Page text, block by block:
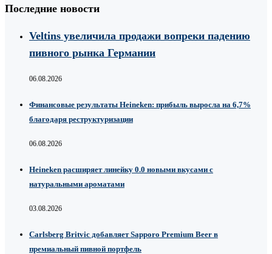
Последние новости
Veltins увеличила продажи вопреки падению
пивного рынка Германии
06.08.2026
Финансовые результаты Heineken: прибыль выросла на 6,7%
благодаря реструктуризации
06.08.2026
Heineken расширяет линейку 0.0 новыми вкусами с
натуральными ароматами
03.08.2026
Carlsberg Britvic добавляет Sapporo Premium Beer в
премиальный пивной портфель